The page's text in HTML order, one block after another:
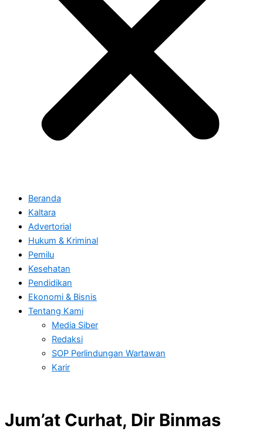
Beranda
Kaltara
Advertorial
Hukum & Kriminal
Pemilu
Kesehatan
Pendidikan
Ekonomi & Bisnis
Tentang Kami
Media Siber
Redaksi
SOP Perlindungan Wartawan
Karir
Jum’at Curhat, Dir Binmas